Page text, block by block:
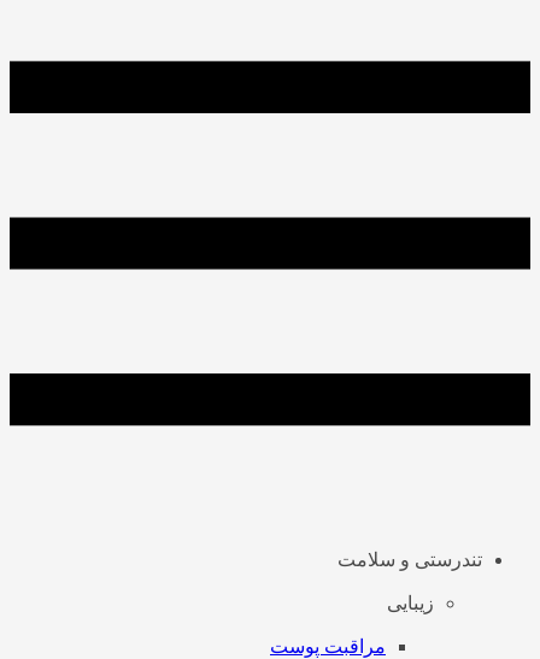
تندرستی و سلامت
زیبایی
مراقبت پوست